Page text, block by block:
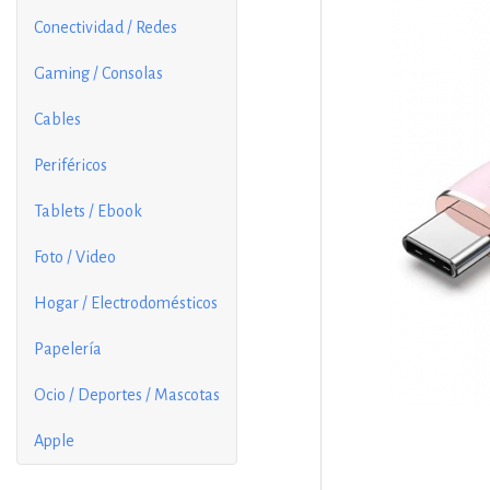
Conectividad / Redes
Gaming / Consolas
Cables
Periféricos
Tablets / Ebook
Foto / Video
Hogar / Electrodomésticos
Papelería
Ocio / Deportes / Mascotas
Apple